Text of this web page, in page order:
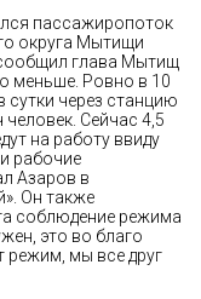
пассажиропоток
округа Мытищи
глава Мытищ
меньше. Ровно в 10
через станцию
Сейчас 4,5
на работу ввиду
рабочие
Азаров в
Он также
соблюдение режима
это во благо
режим, мы все друг